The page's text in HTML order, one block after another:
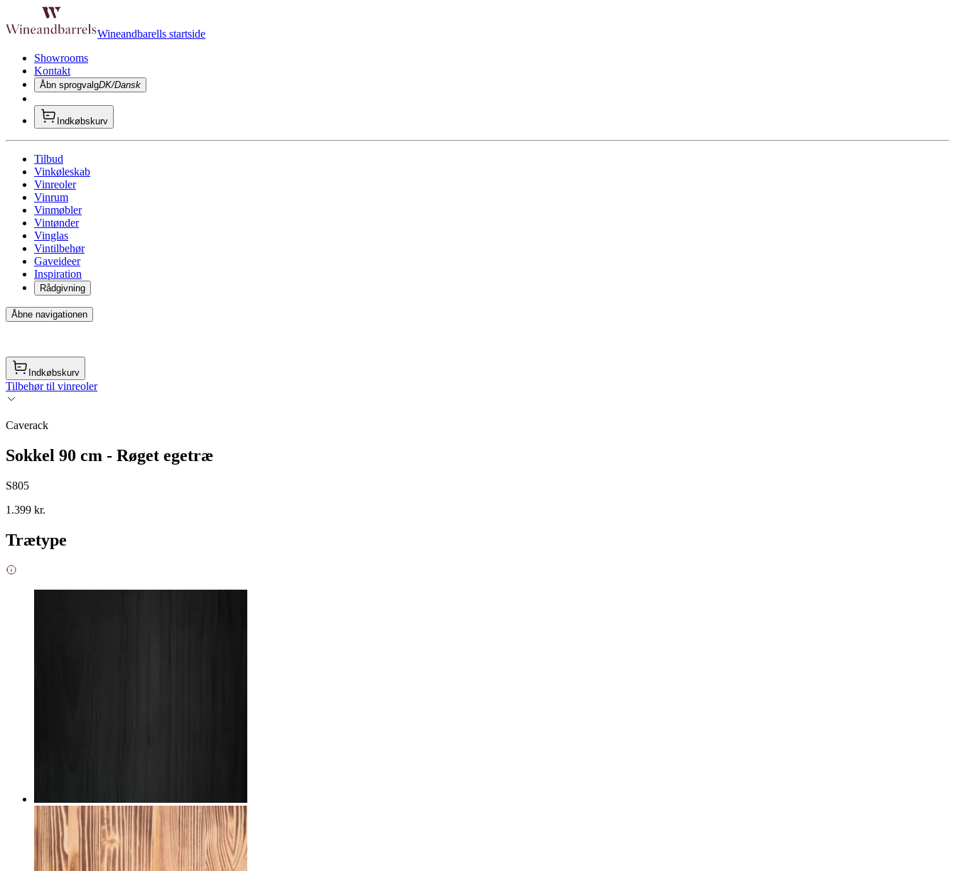
Wineandbarells startside
Showrooms
Kontakt
Åbn sprogvalgDK/Dansk
Indkøbskurv
Tilbud
Vinkøleskab
Vinreoler
Vinrum
Vinmøbler
Vintønder
Vinglas
Vintilbehør
Gaveideer
Inspiration
Rådgivning
Åbne navigationen
Indkøbskurv
Tilbehør til vinreoler
Caverack
Sokkel 90 cm - Røget egetræ
S805
1.399 kr.
Trætype